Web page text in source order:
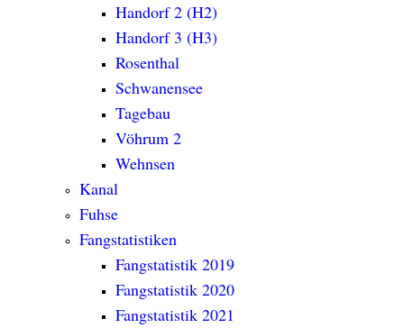
Handorf 2 (H2)
Handorf 3 (H3)
Rosenthal
Schwanensee
Tagebau
Vöhrum 2
Wehnsen
Kanal
Fuhse
Fangstatistiken
Fangstatistik 2019
Fangstatistik 2020
Fangstatistik 2021